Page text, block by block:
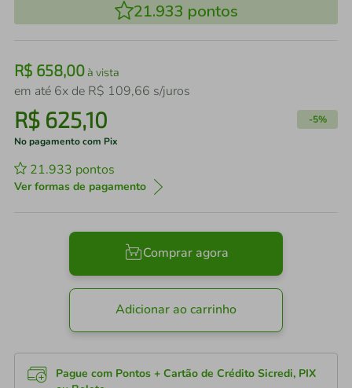
21.933 pontos
R$ 658,00à vista
em até 6x de R$ 109,66 s/juros
R$ 625,10 -5%
No pagamento com Pix
21.933 pontos
Ver formas de pagamento
Comprar agora
Adicionar ao carrinho
Pague com Pontos + Cartão de Crédito Sicredi, PIX